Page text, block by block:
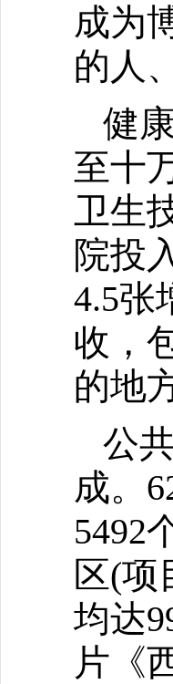
成为
的人
健
至十
卫生
院投
4.5张
收，
的地
公
成。
5492
区(项
均达
片《